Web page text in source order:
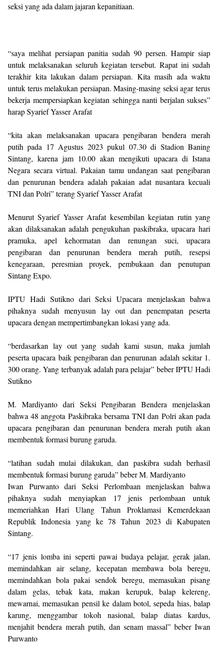
seksi yang ada dalam jajaran kepanitiaan.
“saya melihat persiapan panitia sudah 90 persen. Hampir siap
untuk melaksanakan seluruh kegiatan tersebut. Rapat ini sudah
terakhir kita lakukan dalam persiapan. Kita masih ada waktu
untuk terus melakukan persiapan. Masing-masing seksi agar terus
bekerja mempersiapkan kegiatan sehingga nanti berjalan sukses”
harap Syarief Yasser Arafat
“kita akan melaksanakan upacara pengibaran bendera merah
putih pada 17 Agustus 2023 pukul 07.30 di Stadion Baning
Sintang, karena jam 10.00 akan mengikuti upacara di Istana
Negara secara virtual. Pakaian tamu undangan saat pengibaran
dan penurunan bendera adalah pakaian adat nusantara kecuali
TNI dan Polri” terang Syarief Yasser Arafat
Menurut Syarief Yasser Arafat kesembilan kegiatan rutin yang
akan dilaksanakan adalah pengukuhan paskibraka, upacara hari
pramuka, apel kehormatan dan renungan suci, upacara
pengibaran dan penurunan bendera merah putih, resepsi
kenegaraan, peresmian proyek, pembukaan dan penutupan
Sintang Expo.
IPTU Hadi Sutikno dari Seksi Upacara menjelaskan bahwa
pihaknya sudah menyusun lay out dan penempatan peserta
upacara dengan mempertimbangkan lokasi yang ada.
“berdasarkan lay out yang sudah kami susun, maka jumlah
peserta upacara baik pengibaran dan penurunan adalah sekitar 1.
300 orang. Yang terbanyak adalah para pelajar” beber IPTU Hadi
Sutikno
M. Mardiyanto dari Seksi Pengibaran Bendera menjelaskan
bahwa 48 anggota Paskibraka bersama TNI dan Polri akan pada
upacara pengibaran dan penurunan bendera merah putih akan
membentuk formasi burung garuda.
“latihan sudah mulai dilakukan, dan paskibra sudah berhasil
membentuk formasi burung garuda” beber M. Mardiyanto
Iwan Purwanto dari Seksi Perlombaan menjelaskan bahwa
pihaknya sudah menyiapkan 17 jenis perlombaan untuk
memeriahkan Hari Ulang Tahun Proklamasi Kemerdekaan
Republik Indonesia yang ke 78 Tahun 2023 di Kabupaten
Sintang.
“17 jenis lomba ini seperti pawai budaya pelajar, gerak jalan,
memindahkan air selang, kecepatan membawa bola beregu,
memindahkan bola pakai sendok beregu, memasukan pisang
dalam gelas, tebak kata, makan kerupuk, balap kelereng,
mewarnai, memasukan pensil ke dalam botol, sepeda hias, balap
karung, menggambar tokoh nasional, balap diatas kardus,
menjahit bendera merah putih, dan senam massal” beber Iwan
Purwanto